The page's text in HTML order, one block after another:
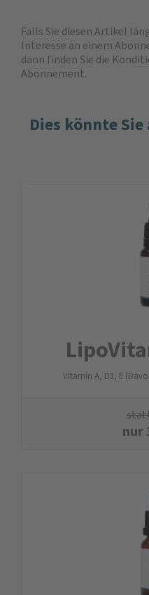
Falls Sie diesen Artikel
Interesse an einem
dann finden Sie die
Abonnement.
Dies könnte
Vitamin A, D3, E
nur